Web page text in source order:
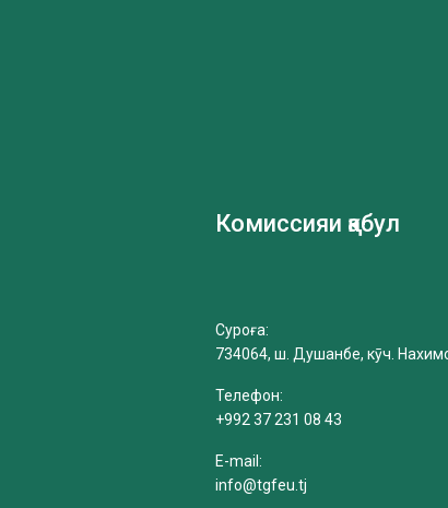
Комиссияи қабул
Суроға:
734064, ш. Душанбе, кӯч.
Телефон:
+992 37 231 08 43
E-mail:
info@tgfeu.tj